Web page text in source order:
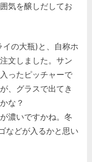
気を醸しだしてお
の大瓶)と、自称ホ
文しました。サン
ったピッチャーで
、グラスで出てき
な？
濃いですかね。冬
などが入るかと思い